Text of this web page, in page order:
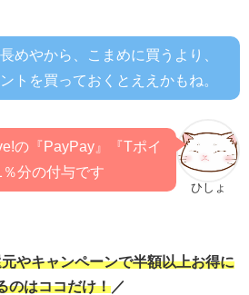
めやから、こまめに買うより、
トを買っておくとええかもね。
ひしょ
の『PayPay』『Tポイ
分の付与です
やキャンペーンで半額以上お得に
のはココだけ！ ／